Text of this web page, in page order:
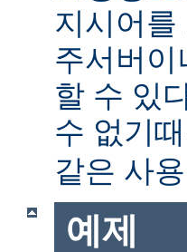
지시어
주서버
할 수 있
수 없기
같은 사
예제